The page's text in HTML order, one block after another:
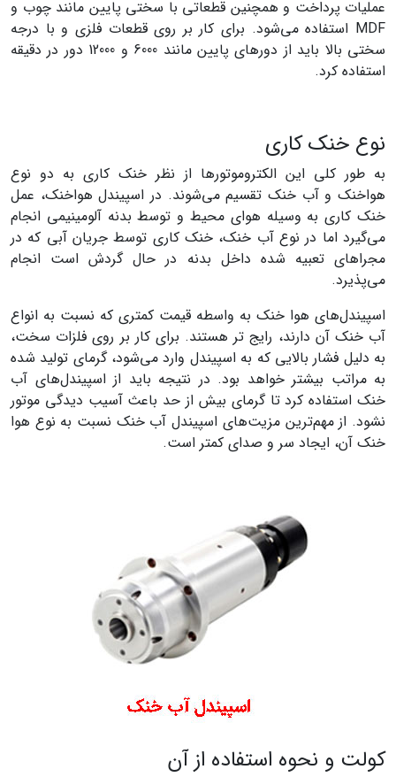
عملیات پرداخت و همچنین قطعاتی با سختی پایین مانند چوب و
MDF استفاده می‌شود. برای کار بر روی قطعات فلزی و با درجه
سختی بالا باید از دور‌های پایین مانند 6000 و 12000 دور در دقیقه
استفاده کرد.
نوع خنک کاری
به طور کلی این الکتروموتورها از نظر خنک کاری به دو نوع
هواخنک و آب خنک تقسیم می‌شوند. در اسپیندل هواخنک، عمل
خنک کاری به وسیله هوای محیط و توسط بدنه آلومینیمی انجام
می‌گیرد اما در نوع آب خنک، خنک کاری توسط جریان آبی که در
مجرا‌های تعبیه شده داخل بدنه در حال گردش است انجام
می‌پذیرد.
اسپیندل‌های هوا خنک به واسطه قیمت کمتری که نسبت به انواع
آب خنک آن دارند، رایج تر هستند. برای کار بر روی فلزات سخت،
به دلیل فشار بالایی که به اسپیندل وارد می‌شود، گرمای تولید شده
به مراتب بیشتر خواهد بود. در نتیجه باید از اسپیندل‌های آب
خنک استفاده کرد تا گرمای بیش از حد باعث آسیب دیدگی موتور
نشود. از مهم‌ترین مزیت‌های اسپیندل آب خنک نسبت به نوع هوا
خنک آن، ایجاد سر و صدای کمتر است.
کولت و نحوه استفاده از آن